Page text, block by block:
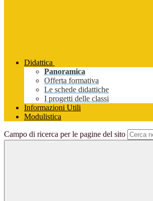
Didattica
Panoramica
Offerta formativa
Le schede didattiche
I progetti delle classi
Informazioni Utili
Modulistica
Campo di ricerca per le pagine del sito